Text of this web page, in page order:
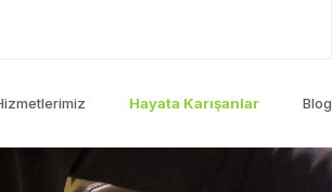
Hayata Karışanlar Blog